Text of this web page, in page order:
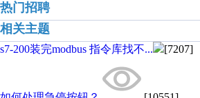
热门招聘
相关主题
s7-200装完modbus 指令库找不... [7207]